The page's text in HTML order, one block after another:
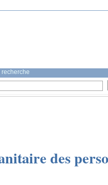
recherche
des